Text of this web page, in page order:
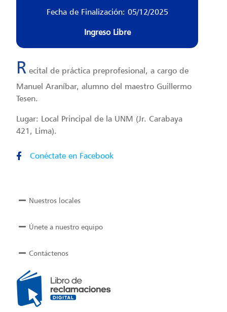
Fecha de Finalización: 05/12/2025
Ingreso Libre
R ecital de práctica preprofesional, a cargo de
Manuel Araníbar, alumno del maestro Guillermo
Tesen.
Lugar: Local Principal de la UNM (Jr. Carabaya
421, Lima).
Conéctate en Facebook
Nuestros locales
Únete a nuestro equipo
Contáctenos